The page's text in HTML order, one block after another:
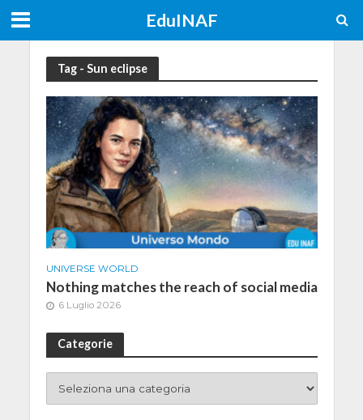
EduINAF
Tag - Sun eclipse
UNIVERSE WORLD
Nothing matches the reach of social media
6 Luglio 2026
Categorie